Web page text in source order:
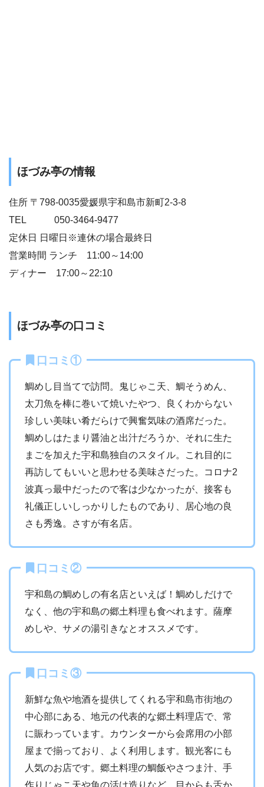
ほづみ亭の情報
住所 〒798-0035愛媛県宇和島市新町2-3-8
TEL 050-3464-9477
定休日 日曜日※連休の場合最終日
営業時間 ランチ 11:00～14:00
ディナー 17:00～22:10
ほづみ亭の口コミ
口コミ①
鯛めし目当てで訪問。鬼じゃこ天、鯛そうめん、
太刀魚を棒に巻いて焼いたやつ、良くわからない
珍しい美味い肴だらけで興奮気味の酒席だった。
鯛めしはたまり醤油と出汁だろうか、それに生た
まごを加えた宇和島独自のスタイル。これ目的に
再訪してもいいと思わせる美味さだった。コロナ2
波真っ最中だったので客は少なかったが、接客も
礼儀正しいしっかりしたものであり、居心地の良
さも秀逸。さすが有名店。
口コミ②
宇和島の鯛めしの有名店といえば！鯛めしだけで
なく、他の宇和島の郷土料理も食べれます。薩摩
めしや、サメの湯引きなとオススメです。
口コミ③
新鮮な魚や地酒を提供してくれる宇和島市街地の
中心部にある、地元の代表的な郷土料理店で、常
に賑わっています。カウンターから会席用の小部
屋まで揃っており、よく利用します。観光客にも
人気のお店です。郷土料理の鯛飯やさつま汁、手
作りじゃこ天や魚の活け造りなど、目からも舌か